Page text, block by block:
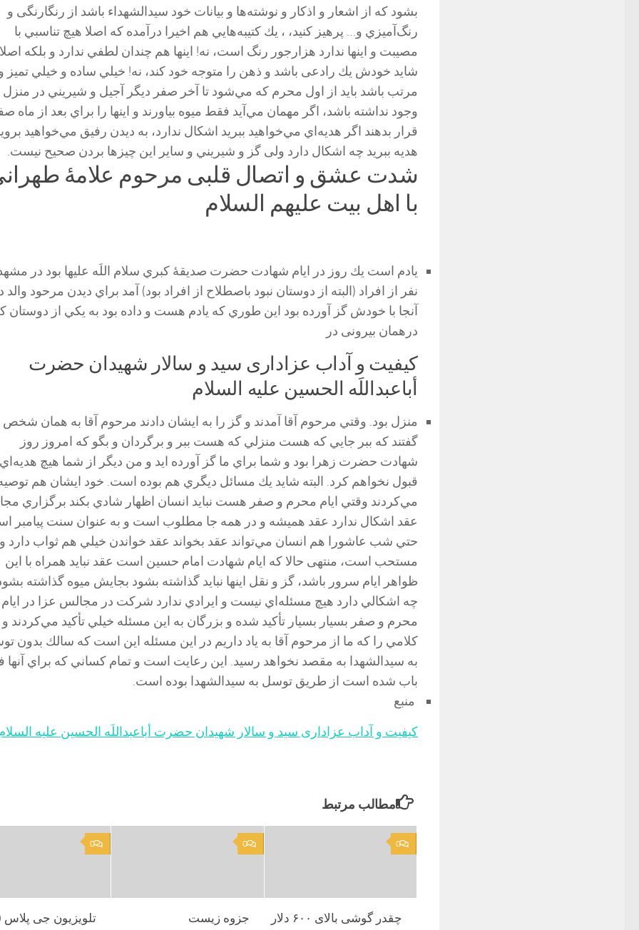
بشود كه از اشعار و اذكار و نوشته‌ها و بیانات خود سيدالشهداء باشد از رنگارنگی و
رنگ‌آميزي و… پرهیز کنید، ، يك كتيبه‌هایي هم اخيرا درآمده كه اصلا هيچ تناسبي با
مصيبت و اينها ندارد هزارجور رنگ است، نه! اينها هم چندان لطفي ندارد و بلكه اصلا
شاید خودش يك رادعی ‌باشد و ذهن را متوجه خود كند، نه! خيلي ساده و خيلي تميز
مرتب باشد بايد از اول محرم كه مي‌شود تا آخر صفر ديگر آجیل و شيريني در منزل
وجود نداشته باشد، اگر مهمان مي‌آيد فقط ميوه بياورند و اينها را براي بعد از ماه
قرار بدهند اگر هديه‌اي مي‌خواهيد ببريد اشكال ندارد، به ديدن رفيق مي‌خواهيد
هديه ببريد چه اشكال دارد ولی گز و شيريني و ساير اين چيزها بردن صحيح نيست.
شدت عشق و اتصال قلبی مرحوم علامۀ
با اهل بیت علیهم السلام
يادم است يك روز در ايام شهادت حضرت صديقۀ كبري سلام اللَه علیها بود در
نفر از افراد (البته از دوستان نبود باصطلاح از افراد بود) آمد براي ديدن مرحود والد
آنجا با خودش گز آورده بود اين طوري كه يادم هست و داده بود به يكي از دوستان
درهمان بیرونی در
کیفیت و آداب عزاداری سید و سالار شهیدان حضرت
أباعبداللَه الحسین علیه السلام
منزل بود. وقتي مرحوم آقا آمدند و گز را به ایشان دادند مرحوم آقا به همان شخص
گفتند كه ببر جایي كه هست منزلي كه هست ببر و برگردان و بگو كه امروز روز
شهادت حضرت زهرا بود و شما براي ما گز آورده ايد و من ديگر از شما هيچ هديه‌اي
قبول نخواهم كرد. البته شايد يك مسائل ديگري هم بوده است. خود ايشان هم
مي‌كردند وقتي ايام محرم و صفر هست نبايد انسان اظهار شادي بكند برگزاري
عقد اشكال ندارد عقد هميشه و در همه جا مطلوب است و به عنوان سنت پيامبر
حتي شب عاشورا هم انسان مي‌تواند عقد بخواند عقد خواندن خيلي هم ثواب دارد و
مستحب است، منتهی حالا که ایام شهادت امام حسين است عقد نبايد همراه با اين
ظواهر ايام سرور باشد، گز و نقل اينها نبايد گذاشته بشود بجايش ميوه گذاشته
چه اشكالي دارد هيچ مسئله‌اي نيست و ايرادي ندارد شركت در مجالس عزا در ايام
محرم و صفر بسيار بسيار تأكيد شده و بزرگان به اين مسئله خيلي تأكيد مي‌كردند و
كلامي را كه ما از مرحوم آقا به ياد داريم در اين مسئله اين است كه سالك بدون
به سيدالشهدا به مقصد نخواهد رسيد. اين رعايت است و تمام كساني كه براي آنها
باب شده است از طريق توسل به سيدالشهدا بوده است.
منبع
کیفیت و آداب عزاداری سید و سالار شهیدان حضرت أباعبداللَه الحسین علیه
مطالب مرتبط
0 0
جزوه زیست
0
چقدر گوشی بالای ۶۰۰ دلار